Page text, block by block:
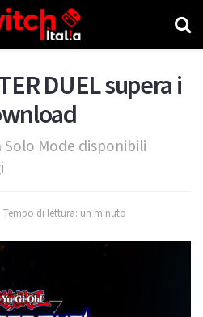
DUEL supera i
Mode disponibili
Tempo di lettura: un minuto